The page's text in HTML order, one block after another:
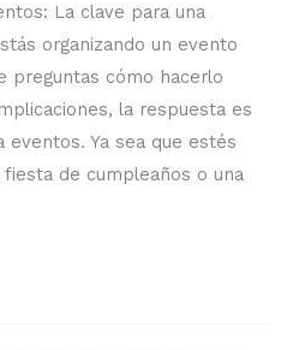
La clave para una
organizando un evento
preguntas cómo hacerlo
la respuesta es
eventos. Ya sea que estés
de cumpleaños o una